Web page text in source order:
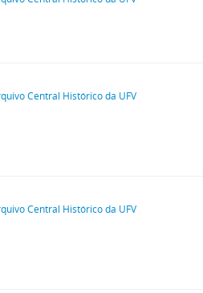
Central Histórico da UFV
Central Histórico da UFV